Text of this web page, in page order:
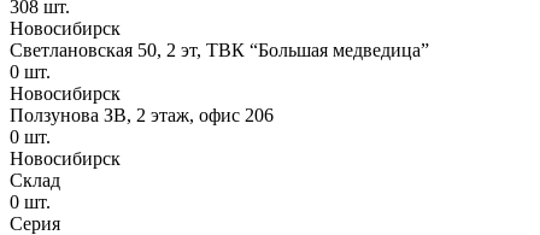
308 шт.
Новосибирск
Светлановская 50, 2 эт, ТВК “Большая медведица”
0 шт.
Новосибирск
Ползунова ЗВ, 2 этаж, офис 206
0 шт.
Новосибирск
Склад
0 шт.
Серия